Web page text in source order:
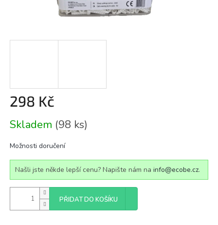
298 Kč
cena:
Skladem (98 ks)
Možnosti doručení
Našli jste někde lepší cenu? Napište nám na info@ecobe.cz.
PŘIDAT DO KOŠÍKU